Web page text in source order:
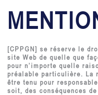
[CPPGN] se réserve le
site Web de quelle que
pour n’importe quelle
préalable particulière. La
être tenu pour
soit, des conséquences